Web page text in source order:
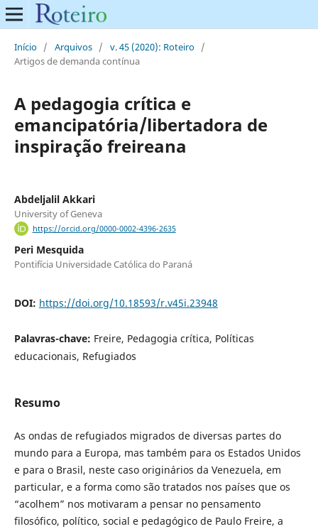
Início / Arquivos / v. 45 (2020): Roteiro /
Artigos de demanda contínua
A pedagogia crítica e
emancipatória/libertadora de
inspiração freireana
Abdeljalil Akkari
University of Geneva
https://orcid.org/0000-0002-4396-2635
Peri Mesquida
Pontifícia Universidade Católica do Paraná
DOI: https://doi.org/10.18593/r.v45i.23948
Palavras-chave: Freire, Pedagogia crítica, Políticas
educacionais, Refugiados
Resumo
As ondas de refugiados migrados de diversas partes do
mundo para a Europa, mas também para os Estados Unidos
e para o Brasil, neste caso originários da Venezuela, em
particular, e a forma como são tratados nos países que os
“acolhem” nos motivaram a pensar no pensamento
filosófico, político, social e pedagógico de Paulo Freire, a